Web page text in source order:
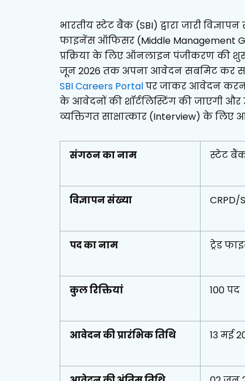
भारतीय स्टेट बैंक (SBI) द्वारा जारी
फाइनेंस ऑफिसर (Middle Management
प्रक्रिया के लिए ऑनलाइन पंजीकरण की
जून 2026 तक अपना आवेदन सबमिट कर
SBI Careers Portalपर जाकर आवेदन करना
के आवेदनों की शॉर्टलिस्टिंग की जाएगी और
व्यक्तिगत साक्षात्कार (Interview) के लिए
संगठन का नाम स्टेट
विज्ञापन संख्या
पद का नाम ट्रेड
कुल रिक्तियां 100 पद
आवेदन की प्रारंभिक तिथि 13 मई